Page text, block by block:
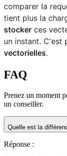
comparer la
tient plus la
stocker ces
un instant. C'est
vectorielles.
FAQ
Prenez un moment
un conseiller.
Quelle est la
Réponse :